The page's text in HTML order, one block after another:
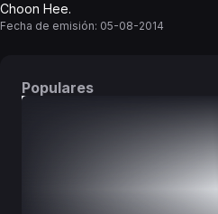
Choon Hee.
Fecha de emisión: 05-08-2014
Populares